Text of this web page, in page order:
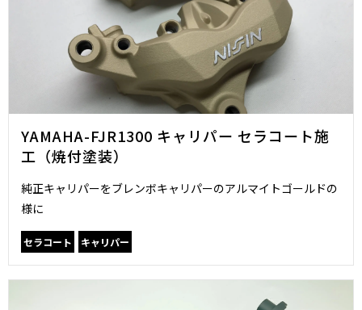
YAMAHA-FJR1300 キャリパー セラコート施
工（焼付塗装）
純正キャリパーをブレンボキャリパーのアルマイトゴールドの
様に
セラコート キャリパー